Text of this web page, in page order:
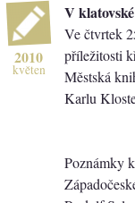
2010
květen
V
Ve čtvrtek
příležitosti
Městská
Karlu
Poznámky